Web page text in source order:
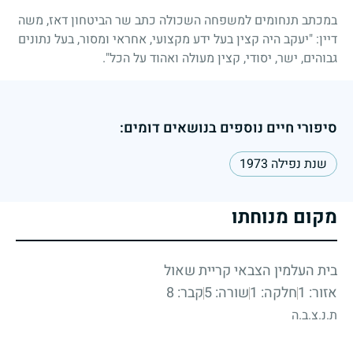
במכתב תנחומים למשפחה השכולה כתב שר הביטחון דאז, משה
דיין: "יעקב היה קצין בעל ידע מקצועי, אחראי ומסור, בעל נתונים
גבוהים, ישר, יסודי, קצין מעולה ואהוד על הכל".
סיפורי חיים נוספים בנושאים דומים:
שנת נפילה 1973
מקום מנוחתו
בית העלמין הצבאי קריית שאול
אזור: 1
חלקה: 1 שורה: 5 קבר: 8
ת.נ.צ.ב.ה